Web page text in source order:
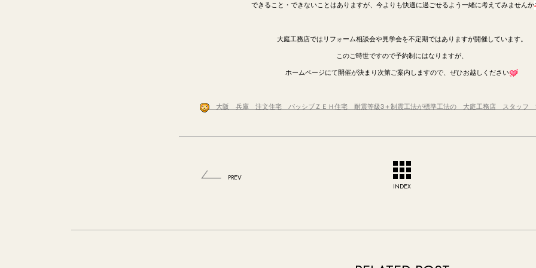
できること・できないことはありますが、今よりも快適に過ごせるよう一緒に考えてみませんか
大庭工務店ではリフォーム相談会や見学会を不定期ではありますが開催しています。
このご時世ですので予約制にはなりますが、
ホームページにて開催が決まり次第ご案内しますので、ぜひお越しください
大阪 兵庫 注文住宅 パッシブＺＥＨ住宅 耐震等級3＋制震工法が標準工法の 大庭工務店 スタッフ
PREV
INDEX